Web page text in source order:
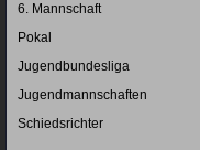
6. Mannschaft
Pokal
Jugendbundesliga
Jugendmannschaften
Schiedsrichter